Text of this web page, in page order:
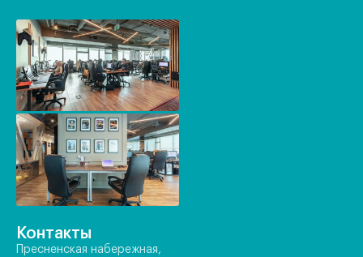
Контакты
Пресненская набережная,